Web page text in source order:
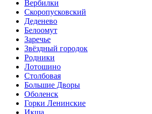
Вербилки
Скоропусковский
Деденево
Белоомут
Заречье
Звёздный городок
Родники
Лотошино
Столбовая
Большие Дворы
Оболенск
Горки Ленинские
Икша